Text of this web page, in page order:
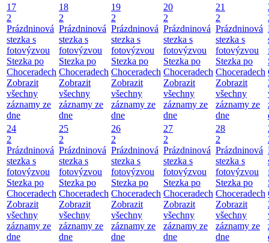
17
2
Prázdninová
stezka s
fotovýzvou
Stezka po
Choceradech
Zobrazit
všechny
záznamy ze
dne
18
2
Prázdninová
stezka s
fotovýzvou
Stezka po
Choceradech
Zobrazit
všechny
záznamy ze
dne
19
2
Prázdninová
stezka s
fotovýzvou
Stezka po
Choceradech
Zobrazit
všechny
záznamy ze
dne
20
2
Prázdninová
stezka s
fotovýzvou
Stezka po
Choceradech
Zobrazit
všechny
záznamy ze
dne
21
2
Prázdninová
stezka s
fotovýzvou
Stezka po
Choceradech
Zobrazit
všechny
záznamy ze
dne
24
2
Prázdninová
stezka s
fotovýzvou
Stezka po
Choceradech
Zobrazit
všechny
záznamy ze
dne
25
2
Prázdninová
stezka s
fotovýzvou
Stezka po
Choceradech
Zobrazit
všechny
záznamy ze
dne
26
2
Prázdninová
stezka s
fotovýzvou
Stezka po
Choceradech
Zobrazit
všechny
záznamy ze
dne
27
2
Prázdninová
stezka s
fotovýzvou
Stezka po
Choceradech
Zobrazit
všechny
záznamy ze
dne
28
2
Prázdninová
stezka s
fotovýzvou
Stezka po
Choceradech
Zobrazit
všechny
záznamy ze
dne